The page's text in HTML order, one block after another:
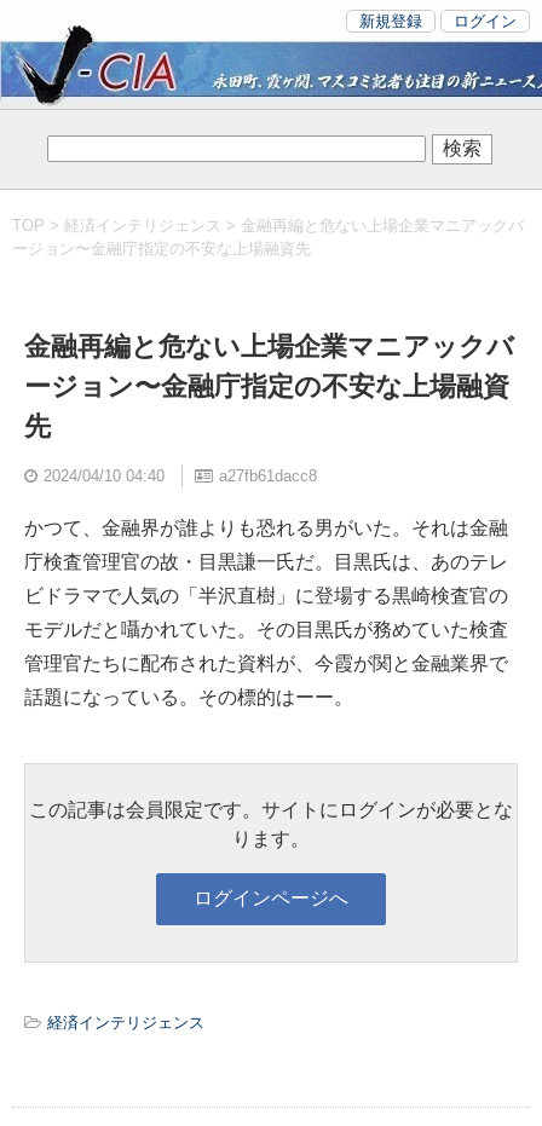
新規登録 ログイン
TOP > 経済インテリジェンス > 金融再編と危ない上場企業マニアックバ
ージョン〜金融庁指定の不安な上場融資先
金融再編と危ない上場企業マニアックバ
ージョン〜金融庁指定の不安な上場融資
先
2024/04/10 04:40 a27fb61dacc8
かつて、金融界が誰よりも恐れる男がいた。それは金融
庁検査管理官の故・目黒謙一氏だ。目黒氏は、あのテレ
ビドラマで人気の「半沢直樹」に登場する黒崎検査官の
モデルだと囁かれていた。その目黒氏が務めていた検査
管理官たちに配布された資料が、今霞が関と金融業界で
話題になっている。その標的はーー。
この記事は会員限定です。サイトにログインが必要とな
ります。
経済インテリジェンス